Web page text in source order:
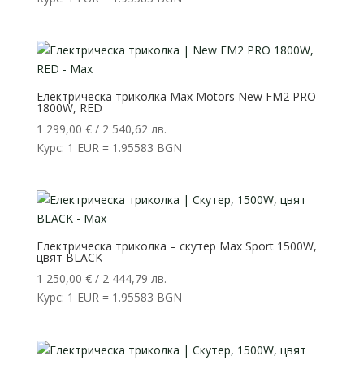
Електрическа триколка Max Motors New FM2 PRO
1800W, RED
1 299,00 €/ 2 540,62 лв.
Курс: 1 EUR = 1.95583 BGN
Електрическа триколка – скутер Max Sport 1500W,
цвят BLACK
1 250,00 €/ 2 444,79 лв.
Курс: 1 EUR = 1.95583 BGN